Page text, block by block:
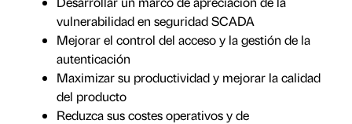
vulnerabilidad en seguridad SCADA
Mejorar el control del acceso y la gestión de la
autenticación
Maximizar su productividad y mejorar la calidad
del producto
Reduzca sus costes operativos y de